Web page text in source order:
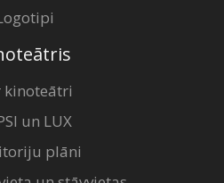
kinoteātri
un LUX
plāni